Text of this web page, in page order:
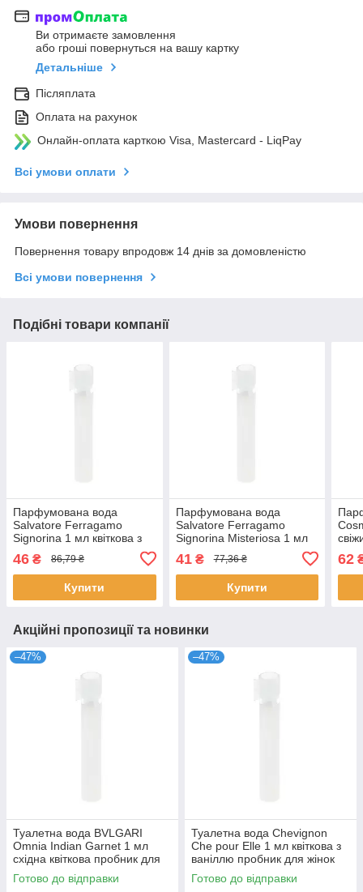
Ви отримаєте замовлення
або гроші повернуться на вашу картку
Детальніше
Післяплата
Оплата на рахунок
Онлайн-оплата карткою Visa, Mastercard - LiqPay
Всі умови оплати
Умови повернення
Повернення товару впродовж 14 днів за домовленістю
Всі умови повернення
Подібні товари компанії
Парфумована вода
Salvatore Ferragamo
Signorina 1 мл квіткова з
нотами півонії для жінок
розпив Сальваторе
46 ₴ 86,79 ₴
Купити
Парфумована вода
Salvatore Ferragamo
Signorina Misteriosa 1 мл
східна квіткова для жінок
розпив Сальваторе
41₴ 77,36 ₴
Купити
для
62
Акційні пропозиції та новинки
–47%
Туалетна вода BVLGARI
Omnia Indian Garnet 1 мл
східна квіткова пробник для
жінок розпив парфумів
Булгарі
Готово до відправки
–47%
Туалетна вода Chevignon
Che pour Elle 1 мл квіткова з
ваніллю пробник для жінок
розпив парфумів Шевіньйон
Готово до відправки